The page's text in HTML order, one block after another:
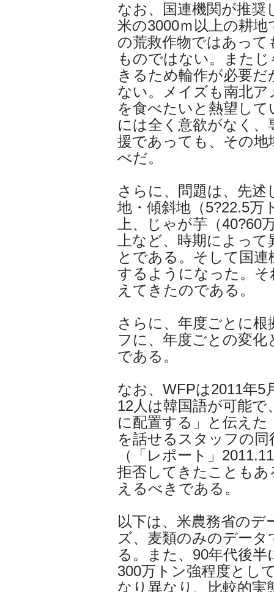
なお、国連機関が推奨
米の3000ｍ以上の耕
の荒救作物ではあっ
ものではない。また
きるため輪作が必要
ない。メイズも南北
を食べたいと熱望し
には全く意欲がなく
援であっても、その地
べだ。
さらに、問題は、先述
地・傾斜地（5?22.5万
上、じゃが芋（40?60
上など、時期によっ
とである。そして国
するようになった。
えてきたのである。
さらに、年度ごとに
フに、年度ごとの変
である。
なお、WFPは2011年5
12人は韓国語が可能で
に配置する」と伝えた
を話せるスタッフの
（「レポート」
拒否してきたことも
えるべきである。
以下は、米農務省の
ズ、麦類のみのデー
る。また、90年代後
300万トン強程度とし
なり異なり、比較的